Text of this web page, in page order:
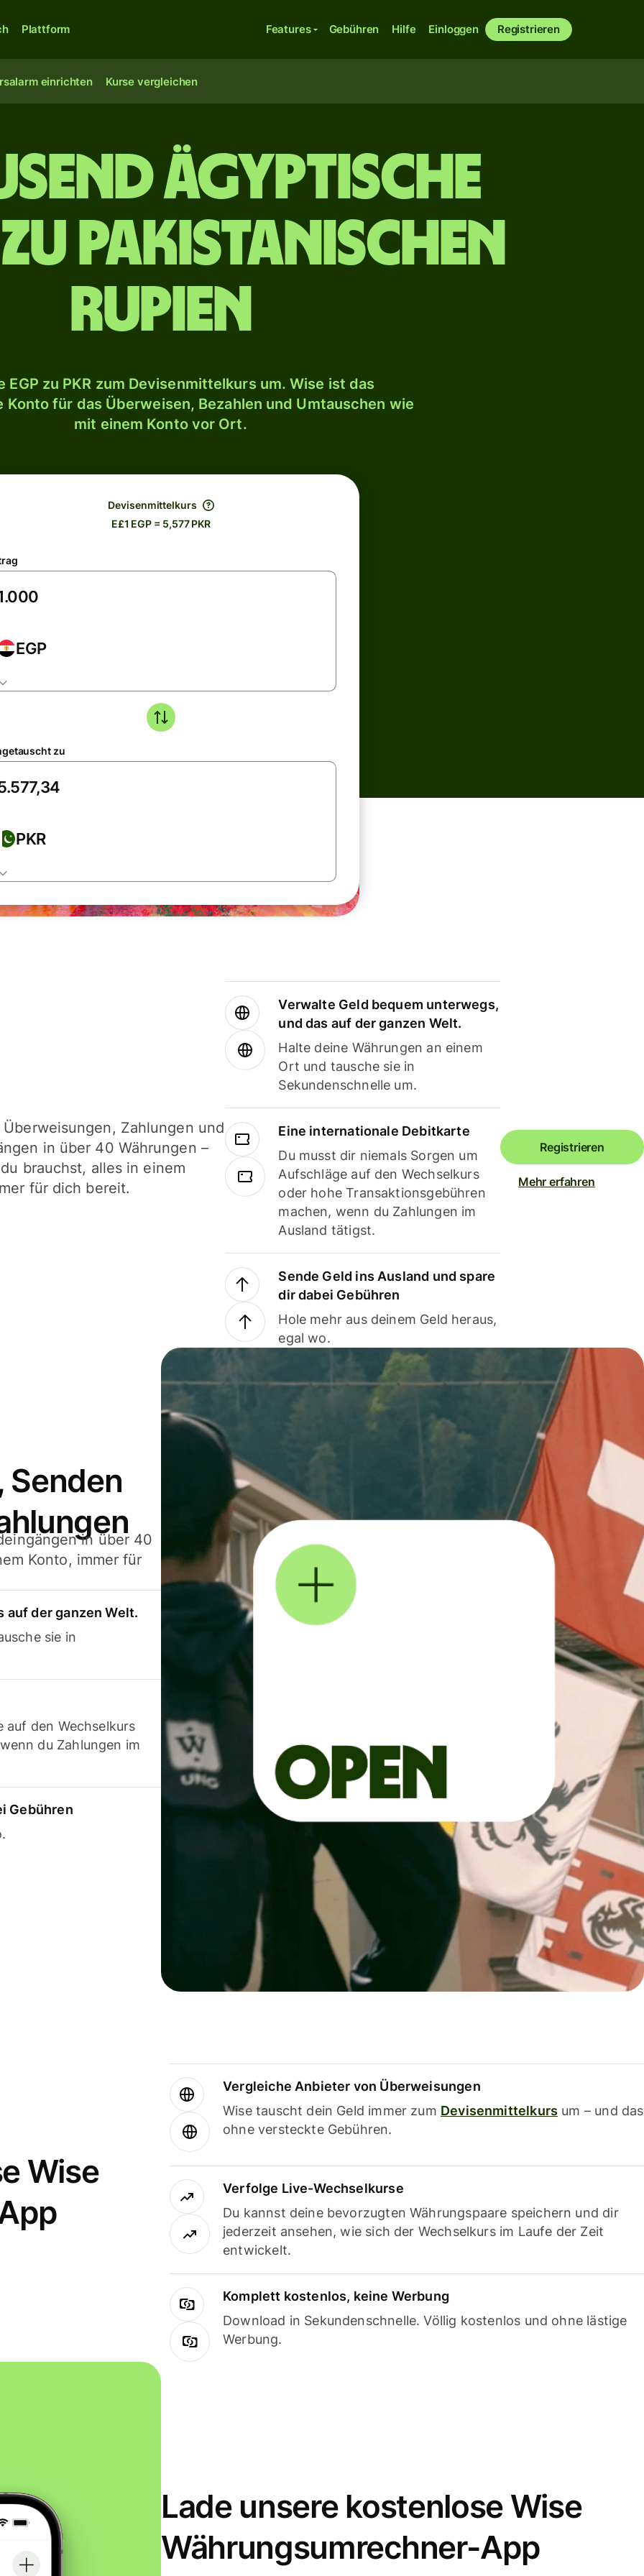
Plattform Features Gebühren Hilfe Einloggen Registrieren
einrichten Kurse vergleichen
ägyptische
pakistanischen
Rupien
EGP zu PKR zum Devisenmittelkurs um. Wise ist das
Konto für das Überweisen, Bezahlen und Umtauschen wie
mit einem Konto vor Ort.
Devisenmittelkurs
E£1 EGP = 5,577 PKR
EGP
zu
PKR
Zahlungen und
in über 40 Währungen –
brauchst, alles in einem
für dich bereit.
Verwalte Geld bequem unterwegs,
und das auf der ganzen Welt.
Halte deine Währungen an einem
Ort und tausche sie in
Sekundenschnelle um.
Eine internationale Debitkarte
Du musst dir niemals Sorgen um
Aufschläge auf den Wechselkurs
oder hohe Transaktionsgebühren
machen, wenn du Zahlungen im
Ausland tätigst.
Sende Geld ins Ausland und spare
dir dabei Gebühren
Hole mehr aus deinem Geld heraus,
egal wo.
Registrieren
Mehr erfahren
Senden
in über 40
Konto, immer für
auf der ganzen Welt.
sie in
auf den Wechselkurs
du Zahlungen im
Gebühren
Wise
Vergleiche Anbieter von Überweisungen
Wise tauscht dein Geld immer zum Devisenmittelkurs um – und das
ohne versteckte Gebühren.
Verfolge Live-Wechselkurse
Du kannst deine bevorzugten Währungspaare speichern und dir
jederzeit ansehen, wie sich der Wechselkurs im Laufe der Zeit
entwickelt.
Komplett kostenlos, keine Werbung
Download in Sekundenschnelle. Völlig kostenlos und ohne lästige
Werbung.
Lade unsere kostenlose Wise
Währungsumrechner-App